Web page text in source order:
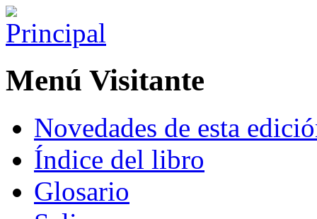
Menú Visitante
Novedades de esta
Índice del libro
Glosario